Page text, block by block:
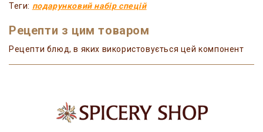
Теги: подарунковий набір спецій
Рецепти з цим товаром
Рецепти блюд, в яких використовується цей компонент